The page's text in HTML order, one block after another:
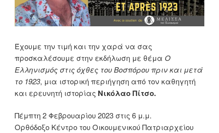
Έχουμε την τιμή και την χαρά να σας
προσκαλέσουμε στην εκδήλωση με θέμα Ο
Ελληνισμός στις όχθες του Βοσπόρου πριν και μετά
το 1923, μια ιστορική περιήγηση από τον καθηγητή
και ερευνητή ιστορίας Νικόλαο Πίτσο.
Πέμπτη 2 Φεβρουαρίου 2023 στις 6 μ.μ.
Ορθόδοξο Κέντρο του Οικουμενικού Πατριαρχείου